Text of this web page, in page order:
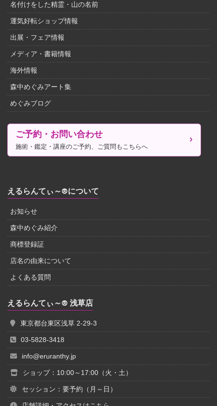
名付けをした精霊・山の名前
運気好転ショップ情報
出展・フェア情報
メディア・書籍情報
海外情報
森中めぐみアート集
めぐみブログ
ご予約・お問い合わせ
施術・鑑定・講座のご予約、ご質問もこちらへ
えるらんてぃ～®について
お知らせ
森中めぐみ紹介
商標登録証
店名の由来について
よくある質問
えるらんてぃ～® 浅草店
東京都台東区浅草 2-29-3
03-5828-3418
info@eruranthy.jp
ショップ：10:00～17:00（火・土）
セッション：要予約（月～日）